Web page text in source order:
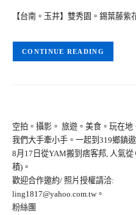
【台南。玉井】雙秀園。錫葉藤
CONTINUE READING
空拍。攝影。 旅遊。美食。玩在地
我們大手牽小手。一起到319鄉鎮
8月17日從YAM搬到痞客邦, 人氣從
積)。
歡迎合作邀約/ 照片授權請洽:
ling1817@yahoo.com.tw。
粉絲團